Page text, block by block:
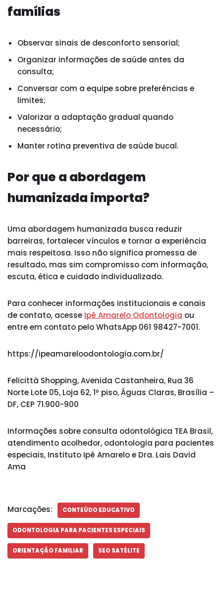
famílias
Observar sinais de desconforto sensorial;
Organizar informações de saúde antes da
consulta;
Conversar com a equipe sobre preferências e
limites;
Valorizar a adaptação gradual quando
necessário;
Manter rotina preventiva de saúde bucal.
Por que a abordagem
humanizada importa?
Uma abordagem humanizada busca reduzir
barreiras, fortalecer vínculos e tornar a experiência
mais respeitosa. Isso não significa promessa de
resultado, mas sim compromisso com informação,
escuta, ética e cuidado individualizado.
Para conhecer informações institucionais e canais
de contato, acesse Ipê Amarelo Odontologia ou
entre em contato pelo WhatsApp 061 98427-7001.
https://ipeamareloodontologia.com.br/
Felicittà Shopping, Avenida Castanheira, Rua 36
Norte Lote 05, Loja 62, 1º piso, Águas Claras, Brasília –
DF, CEP 71.900-900
Informações sobre consulta odontológica TEA Brasil,
atendimento acolhedor, odontologia para pacientes
especiais, Instituto Ipê Amarelo e Dra. Lais David
Ama
Marcações: CONTEÚDO EDUCATIVO
ODONTOLOGIA PARA PACIENTES ESPECIAIS
ORIENTAÇÃO FAMILIAR SEO SATÉLITE